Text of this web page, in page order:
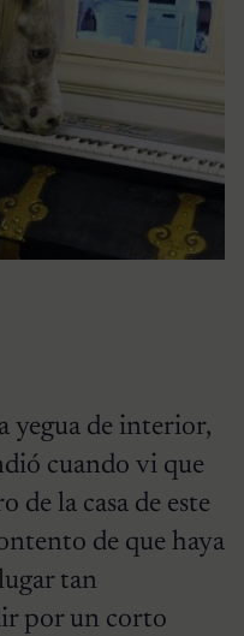
yegua de interior,
cuando vi que
de la casa de este
de que haya
tan
por un corto